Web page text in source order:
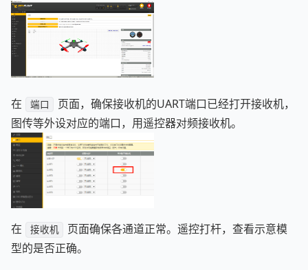
在 端口
页面，确保接收机的UART端口已经打开接收机，
图传等外设对应的端口，用遥控器对频接收机。
在 接收机
页面确保各通道正常。遥控打杆，查看示意模
型的是否正确。